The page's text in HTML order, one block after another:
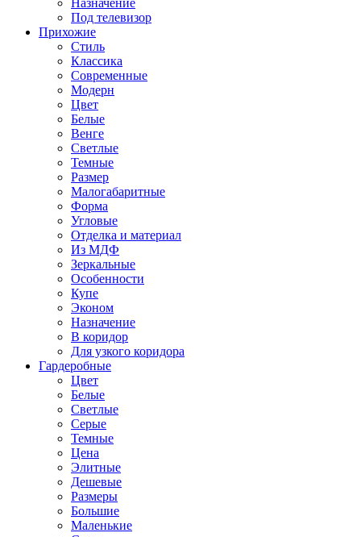
Назначение
Под телевизор
Прихожие
Стиль
Классика
Современные
Модерн
Цвет
Белые
Венге
Светлые
Темные
Размер
Малогабаритные
Форма
Угловые
Отделка и материал
Из МДФ
Зеркальные
Особенности
Купе
Эконом
Назначение
В коридор
Для узкого коридора
Гардеробные
Цвет
Белые
Светлые
Серые
Темные
Цена
Элитные
Дешевые
Размеры
Большие
Маленькие